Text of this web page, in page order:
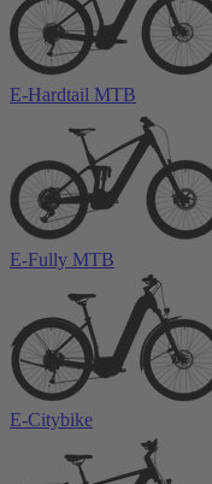
E-Hardtail MTB
E-Fully MTB
E-Citybike